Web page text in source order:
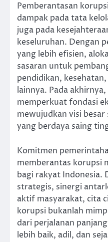
Pemberantasan
dampak pada tata
juga pada
keseluruhan. Dengan
yang lebih efisien,
sasaran untuk
pendidikan,
lainnya. Pada
memperkuat fondasi
mewujudkan visi besar
yang berdaya saing
Komitmen
memberantas korupsi
bagi rakyat Indonesia.
strategis, sinergi
aktif masyarakat, cita
korupsi bukanlah
dari perjalanan
lebih baik, adil, dan